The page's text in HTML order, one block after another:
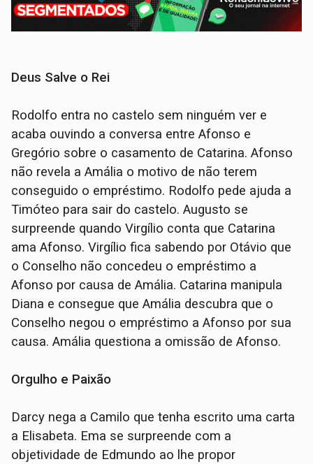
Deus Salve o Rei
Rodolfo entra no castelo sem ninguém ver e
acaba ouvindo a conversa entre Afonso e
Gregório sobre o casamento de Catarina. Afonso
não revela a Amália o motivo de não terem
conseguido o empréstimo. Rodolfo pede ajuda a
Timóteo para sair do castelo. Augusto se
surpreende quando Virgílio conta que Catarina
ama Afonso. Virgílio fica sabendo por Otávio que
o Conselho não concedeu o empréstimo a
Afonso por causa de Amália. Catarina manipula
Diana e consegue que Amália descubra que o
Conselho negou o empréstimo a Afonso por sua
causa. Amália questiona a omissão de Afonso.
Orgulho e Paixão
Darcy nega a Camilo que tenha escrito uma carta
a Elisabeta. Ema se surpreende com a
objetividade de Edmundo ao lhe propor